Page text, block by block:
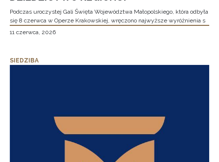
Podczas uroczystej Gali Święta Województwa Małopolskiego, która odbyła
się 8 czerwca w Operze Krakowskiej, wręczono najwyższe wyróżnienia s
11 czerwca, 2026
SIEDZIBA